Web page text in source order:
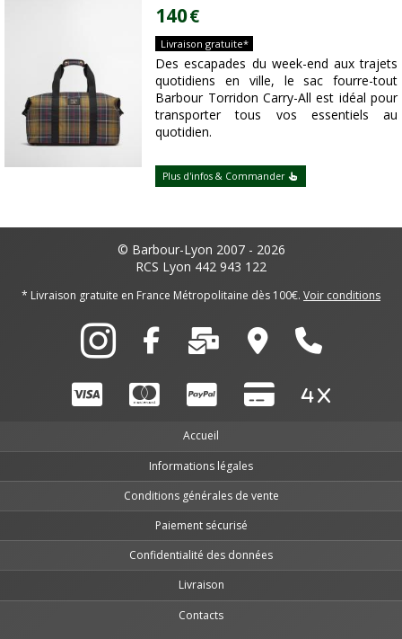
140€
Livraison gratuite*
Des escapades du week-end aux trajets
quotidiens en ville, le sac fourre-tout
Barbour Torridon Carry-All est idéal pour
transporter tous vos essentiels au
quotidien.
Plus d'infos & Commander
© Barbour-Lyon 2007 - 2026
RCS Lyon 442 943 122
* Livraison gratuite en France Métropolitaine dès 100€. Voir conditions
Accueil
Informations légales
Conditions générales de vente
Paiement sécurisé
Confidentialité des données
Livraison
Contacts